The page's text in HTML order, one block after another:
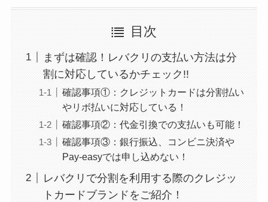
目次
まずは確認！レバクリの支払い方法は分
割に対応しているかチェック!!
確認事項①：クレジットカードは分割払い
やリボ払いに対応している！
確認事項②：代金引換での支払いも可能！
確認事項③：銀行振込、コンビニ決済や
Pay-easyでは申し込めない！
レバクリで分割を利用する際のクレジッ
トカードブランドをご紹介！